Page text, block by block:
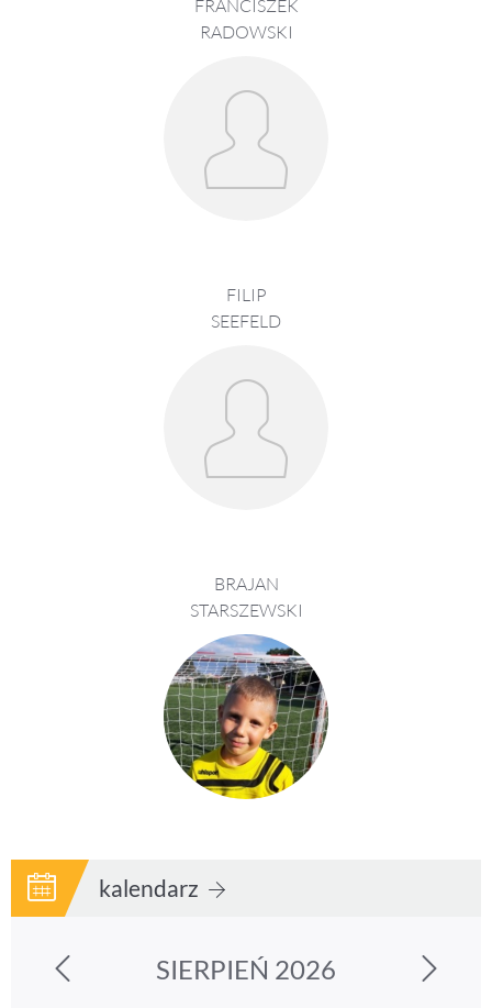
FRANCISZEK
RADOWSKI
FILIP
SEEFELD
BRAJAN
STARSZEWSKI
kalendarz